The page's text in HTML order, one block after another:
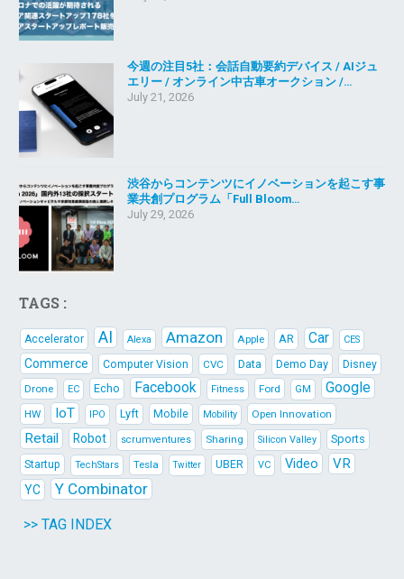
今週の注目5社：会話自動要約デバイス / AIジュ
エリー / オンライン中古車オークション /…
July 21, 2026
渋谷からコンテンツにイノベーションを起こす事
業共創プログラム「Full Bloom…
July 29, 2026
TAGS :
Accelerator AI Alexa Amazon Apple AR Car CES
Commerce Computer Vision CVC Data Demo Day
Disney
Drone
EC Echo Facebook Fitness Ford GM Google
HW IoT IPO Lyft Mobile Mobility Open Innovation
Retail Robot scrumventures Sharing Silicon Valley Sports
Startup TechStars Tesla Twitter UBER VC Video VR
YC Y Combinator
>> TAG INDEX